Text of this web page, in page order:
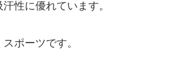
性に優れています。
ポーツです。